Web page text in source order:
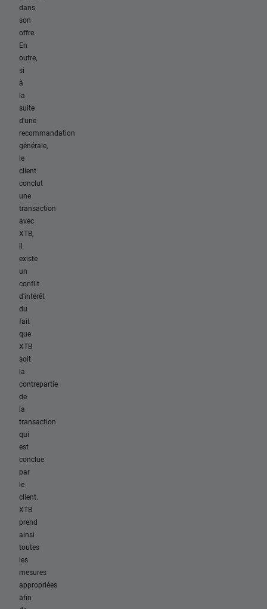
dans
son
offre.
En
outre,
si
à
la
suite
d'une
recommandation
générale,
le
client
conclut
une
transaction
avec
XTB,
il
existe
un
conflit
d'intérêt
du
fait
que
XTB
soit
la
contrepartie
de
la
transaction
qui
est
conclue
par
le
client.
XTB
prend
ainsi
toutes
les
mesures
appropriées
afin